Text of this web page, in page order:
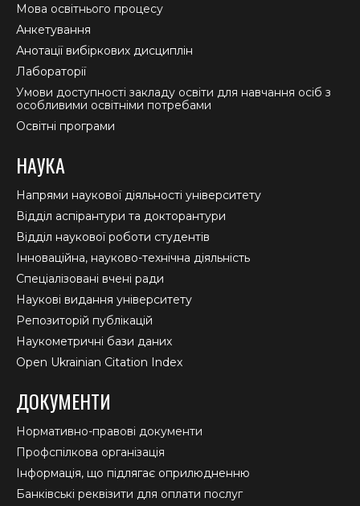
Мова освітнього процесу
Анкетування
Анотації вибіркових дисциплін
Лабораторії
Умови доступності закладу освіти для навчання осіб з
особливими освітніми потребами
Освітні програми
НАУКА
Напрями наукової діяльності університету
Відділ аспірантури та докторантури
Відділ наукової роботи студентів
Інноваційна, науково-технічна діяльність
Спеціалізовані вчені ради
Наукові видання університету
Репозиторій публікацій
Наукометричні бази даних
Open Ukrainian Citation Index
ДОКУМЕНТИ
Нормативно-правові документи
Профспілкова організація
Інформація, що підлягає оприлюдненню
Банківські реквізити для оплати послуг